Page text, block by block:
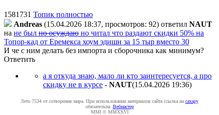
1581731 Топик полностью
Andreas (15.04.2026 18:37, просмотров: 92) ответил NAUT
на не был но осуждаю но читал что раздают скидки 50% на
Топор-кад от Еремекса хоум эдишн за 15 тыр вместо 30
И че с ним делать без импорта и сборочника как минимум?
Ответить
а я откуда знаю, мало ли кто заинтересуется, а про
скидку не в курсе - NAUT(15.04.2026 19:36)
Лето 7534 от сотворения мира. При использовании материалов сайта ссылка на caxapу
обязательна. Вебмастер
MMI © MMXXVI